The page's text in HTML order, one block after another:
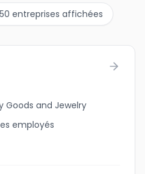
50 entreprises affichées
Goods and Jewelry
employés